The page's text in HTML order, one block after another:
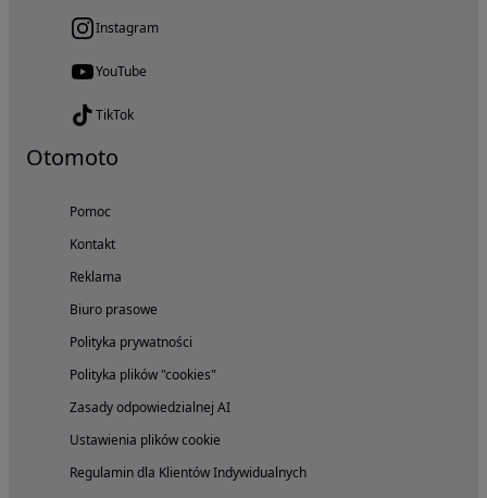
Instagram
YouTube
TikTok
Otomoto
Pomoc
Kontakt
Reklama
Biuro prasowe
Polityka prywatności
Polityka plików "cookies"
Zasady odpowiedzialnej AI
Ustawienia plików cookie
Regulamin dla Klientów Indywidualnych